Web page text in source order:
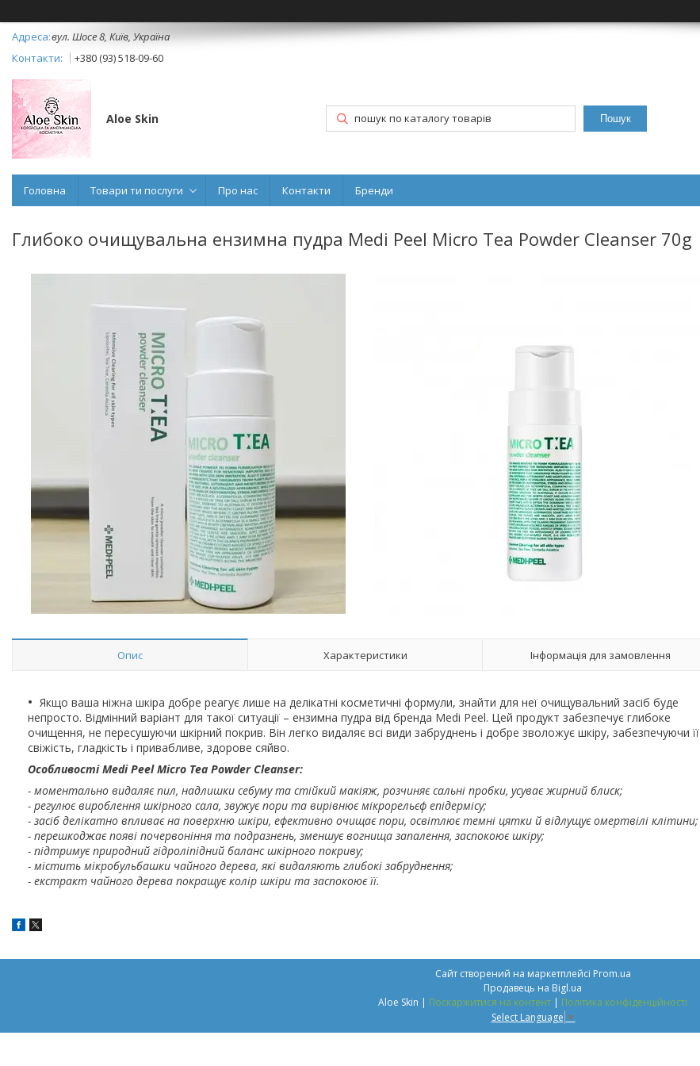
вул. Шосе 8, Київ, Україна
+380 (93) 518-09-60
Aloe Skin Пошук
Головна Товари ти послуги Про нас Контакти Бренди
Глибоко очищувальна ензимна пудра Medi Peel Micro Tea Powder Cleanser 70g
Опис Характеристики Інформація для замовлення
Якщо ваша ніжна шкіра добре реагує лише на делікатні косметичні формули, знайти для неї очищувальний засіб буде
непросто. Відмінний варіант для такої ситуації – ензимна пудра від бренда Medi Peel. Цей продукт забезпечує глибоке
очищення, не пересушуючи шкірний покрив. Він легко видаляє всі види забруднень і добре зволожує шкіру, забезпечуючи її
свіжість, гладкість і привабливе, здорове сяйво.
Особливості Medi Peel Micro Tea Powder Cleanser:
- моментально видаляє пил, надлишки себуму та стійкий макіяж, розчиняє сальні пробки, усуває жирний блиск;
- регулює вироблення шкірного сала, звужує пори та вирівнює мікрорельєф епідермісу;
- засіб делікатно впливає на поверхню шкіри, ефективно очищає пори, освітлює темні цятки й відлущує омертвілі клітини;
- перешкоджає появі почервоніння та подразнень, зменшує вогнища запалення, заспокоює шкіру;
- підтримує природний гідроліпідний баланс шкірного покриву;
- містить мікробульбашки чайного дерева, які видаляють глибокі забруднення;
- екстракт чайного дерева покращує колір шкіри та заспокоює її.
Сайт створений на маркетплейсі Prom.ua
Продавець на Bigl.ua
Aloe Skin | Поскаржитися на контент | Політика конфіденційності
Select Language ▼